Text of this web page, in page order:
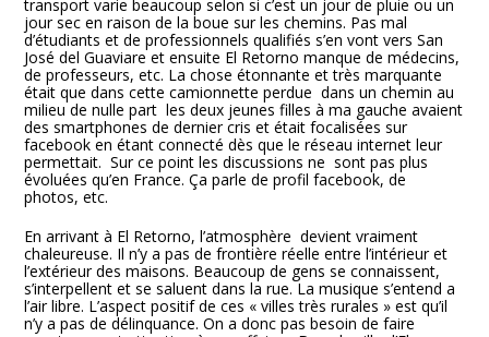
transport varie beaucoup selon si c’est un jour de pluie ou un
jour sec en raison de la boue sur les chemins. Pas mal
d’étudiants et de professionnels qualifiés s’en vont vers San
José del Guaviare et ensuite El Retorno manque de médecins,
de professeurs, etc. La chose étonnante et très marquante
était que dans cette camionnette perdue dans un chemin au
milieu de nulle part les deux jeunes filles à ma gauche avaient
des smartphones de dernier cris et était focalisées sur
facebook en étant connecté dès que le réseau internet leur
permettait. Sur ce point les discussions ne sont pas plus
évoluées qu’en France. Ça parle de profil facebook, de
photos, etc.
En arrivant à El Retorno, l’atmosphère devient vraiment
chaleureuse. Il n’y a pas de frontière réelle entre l’intérieur et
l’extérieur des maisons. Beaucoup de gens se connaissent,
s’interpellent et se saluent dans la rue. La musique s’entend a
l’air libre. L’aspect positif de ces « villes très rurales » est qu’il
n’y a pas de délinquance. On a donc pas besoin de faire